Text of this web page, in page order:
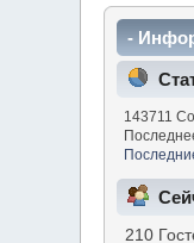
-
143711
210